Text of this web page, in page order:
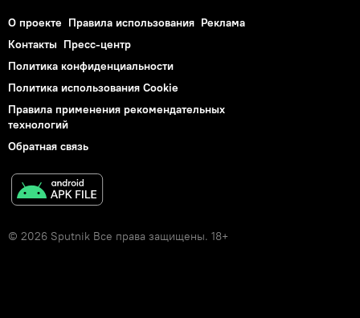
О проекте Правила использования Реклама
Контакты Пресс-центр
Политика конфиденциальности
Политика использования Cookie
Правила применения рекомендательных
технологий
Обратная связь
© 2026 Sputnik Все права защищены. 18+